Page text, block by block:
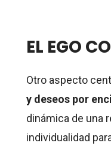
EL EGO
Otro aspecto
y deseos por
dinámica de una
individualidad